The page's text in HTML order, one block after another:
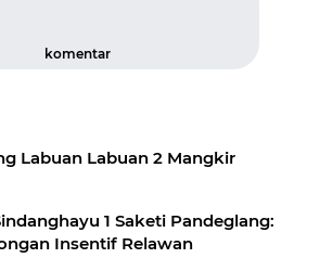
komentar
Labuan Labuan 2 Mangkir
1 Saketi Pandeglang:
Insentif Relawan